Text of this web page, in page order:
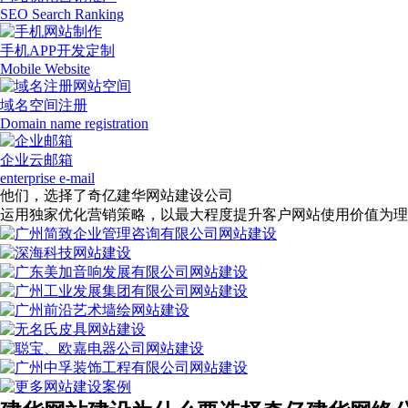
SEO Search Ranking
手机APP开发定制
Mobile Website
域名空间注册
Domain name registration
企业云邮箱
enterprise e-mail
他们，选择了奇亿建华网站建设公司
运用独家优化营销策略，以最大程度提升客户网站使用价值为